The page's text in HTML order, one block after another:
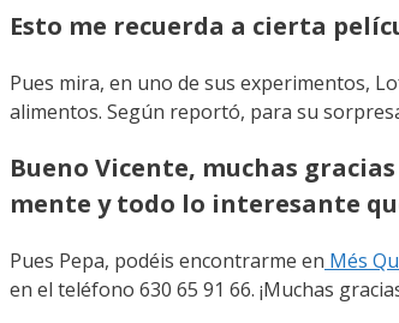
Esto me recuerda a cierta
Pues mira, en uno de sus experimentos,
alimentos. Según reportó, para su
Bueno Vicente, muchas
mente y todo lo interesante
Pues Pepa, podéis encontrarme en Més
en el teléfono 630 65 91 66. ¡Muchas